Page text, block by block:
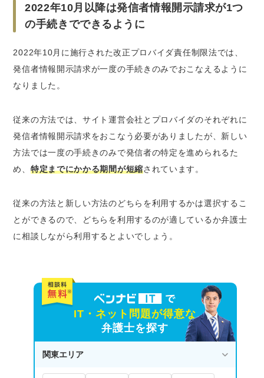
2022年10月以降は発信者情報開示請求が1つ
の手続きでできるように
2022年10月に施行された改正プロバイダ責任制限法では、
発信者情報開示請求が一度の手続きのみでおこなえるように
なりました。
従来の方法では、サイト運営会社とプロバイダのそれぞれに
発信者情報開示請求をおこなう必要がありましたが、新しい
方法では一度の手続きのみで発信者の特定を進められるた
め、 特定までにかかる期間が短縮されています。
従来の方法と新しい方法のどちらを利用するかは選択するこ
とができるので、
どちらを利用するのが適しているか弁護士
に相談 しながら利用するとよいでしょう。
IT・ネット問題が得意な
弁護士を探す
関東エリア